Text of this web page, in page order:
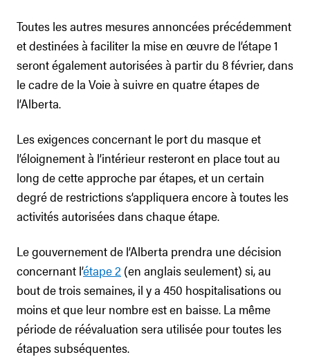
Toutes les autres mesures annoncées précédemment
et destinées à faciliter la mise en œuvre de l’étape 1
seront également autorisées à partir du 8 février, dans
le cadre de la Voie à suivre en quatre étapes de
l’Alberta.
Les exigences concernant le port du masque et
l’éloignement à l’intérieur resteront en place tout au
long de cette approche par étapes, et un certain
degré de restrictions s’appliquera encore à toutes les
activités autorisées dans chaque étape.
Le gouvernement de l’Alberta prendra une décision
concernant l’étape 2 (en anglais seulement) si, au
bout de trois semaines, il y a 450 hospitalisations ou
moins et que leur nombre est en baisse. La même
période de réévaluation sera utilisée pour toutes les
étapes subséquentes.